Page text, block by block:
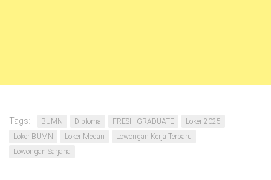
Tags: BUMN Diploma FRESH GRADUATE
Loker 2025
Loker BUMN
Loker Medan
Lowongan Kerja Terbaru
Lowongan Sarjana